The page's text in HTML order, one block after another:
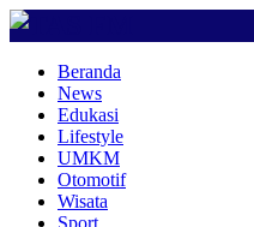
Beranda
News
Edukasi
Lifestyle
UMKM
Otomotif
Wisata
Sport